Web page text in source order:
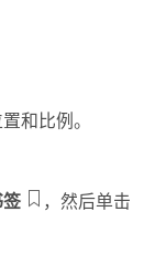
和比例。
签
，然后单击